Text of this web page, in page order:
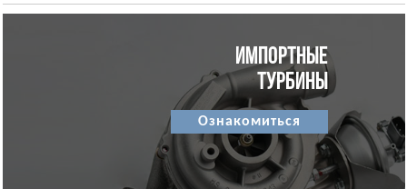
ИМПОРТНЫЕ
ТУРБИНЫ
Ознакомиться